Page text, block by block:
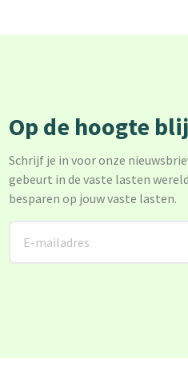
Op de hoogte
Schrijf je in voor onze
gebeurt in de vaste lasten
besparen op jouw vaste lasten.